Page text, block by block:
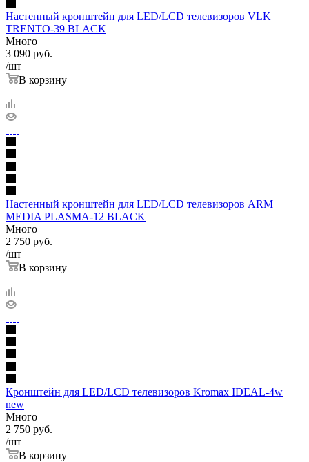
Настенный кронштейн для LED/LCD телевизоров VLK
TRENTO-39 BLACK
Много
3 090 руб.
/шт
В корзину
Настенный кронштейн для LED/LCD телевизоров ARM
MEDIA PLASMA-12 BLACK
Много
2 750 руб.
/шт
В корзину
Кронштейн для LED/LCD телевизоров Kromax IDEAL-4w
new
Много
2 750 руб.
/шт
В корзину